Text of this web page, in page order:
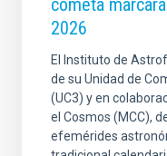
cometa
2026
El Instituto de
de su Unidad de
(UC3) y en
el Cosmos (MCC),
efemérides